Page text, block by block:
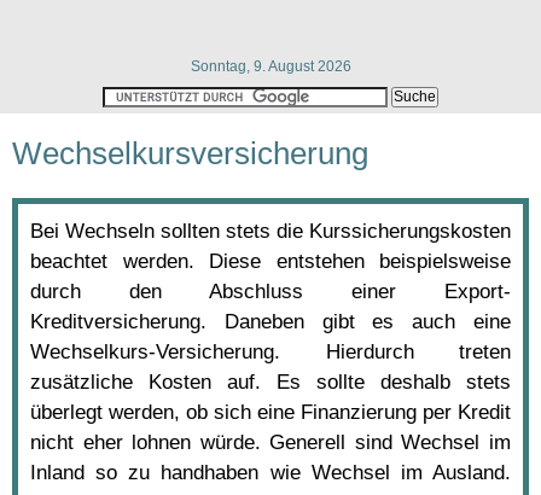
Sonntag, 9. August 2026
Wechselkursversicherung
Bei Wechseln sollten stets die Kurssicherungskosten
beachtet werden. Diese entstehen beispielsweise
durch den Abschluss einer Export-
Kreditversicherung. Daneben gibt es auch eine
Wechselkurs-Versicherung. Hierdurch treten
zusätzliche Kosten auf. Es sollte deshalb stets
überlegt werden, ob sich eine Finanzierung per Kredit
nicht eher lohnen würde. Generell sind Wechsel im
Inland so zu handhaben wie Wechsel im Ausland.